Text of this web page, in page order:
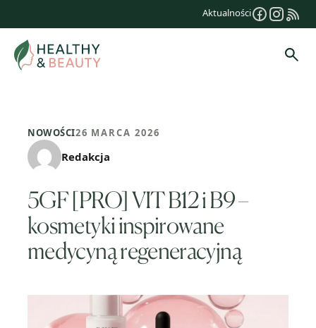
treści
Aktualności
NOWOŚCI26 MARCA 2026
Redakcja
5GF [PRO] VIT B12 i B9 –
kosmetyki inspirowane
medycyną regeneracyjną